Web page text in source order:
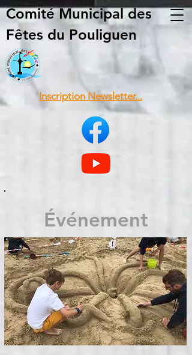
Comité Municipaldes
Fêtes du Pouliguen
Inscription Newsletter...
Événement